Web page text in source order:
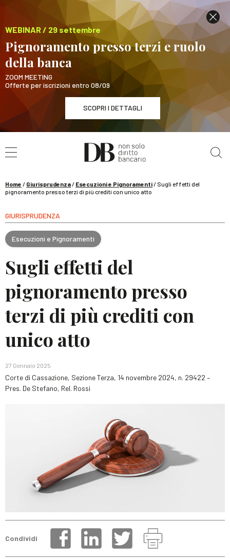
WEBINAR / 29 settembre
Pignoramento presso terzi e ruolo
della banca
ZOOM MEETING
Offerte per iscrizioni entro 08/09
SCOPRI I DETTAGLI
WEBINAR / 29 settembre
Pignoramento presso terzi e ruolo della banca
Home / Giurisprudenza/ Esecuzioni e Pignoramenti/ Sugli effetti del
pignoramento presso terzi di più crediti con unico atto
GIURISPRUDENZA
Esecuzioni e Pignoramenti
Sugli effetti del
pignoramento presso
terzi di più crediti con
unico atto
27 Gennaio 2025
Corte di Cassazione, Sezione Terza, 14 novembre 2024, n. 29422 –
Pres. De Stefano, Rel. Rossi
Condividi